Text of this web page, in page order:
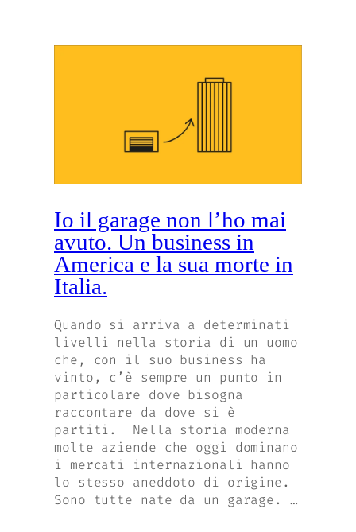
Io il garage non l’ho mai
avuto. Un business in
America e la sua morte in
Italia.
Quando si arriva a determinati
livelli nella storia di un uomo
che, con il suo business ha
vinto, c’è sempre un punto in
particolare dove bisogna
raccontare da dove si è
partiti. Nella storia moderna
molte aziende che oggi dominano
i mercati internazionali hanno
lo stesso aneddoto di origine.
Sono tutte nate da un garage. …